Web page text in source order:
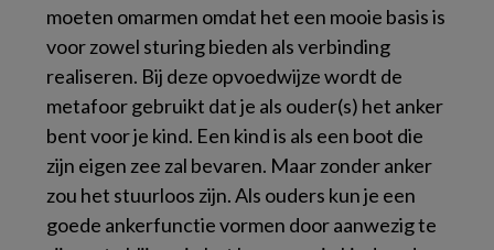
moeten omarmen omdat het een mooie basis is
voor zowel sturing bieden als verbinding
realiseren. Bij deze opvoedwijze wordt de
metafoor gebruikt dat je als ouder(s) het anker
bent voor je kind. Een kind is als een boot die
zijn eigen zee zal bevaren. Maar zonder anker
zou het stuurloos zijn. Als ouders kun je een
goede ankerfunctie vormen door aanwezig te